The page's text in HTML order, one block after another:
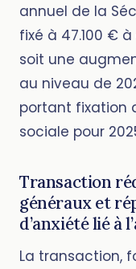
annuel de la
fixé à 47.100 €
soit une
au niveau de
portant fixation
sociale pour
Transaction
généraux et
d’anxiété lié à
La transaction,